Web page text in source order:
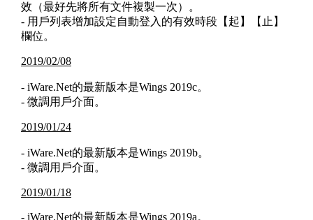
效（最好先將所有文件複製一次）。
- 用戶列表增加設定自動登入的有效時段【起】【止】
欄位。
2019/02/08
- iWare.Net的最新版本是Wings 2019c。
- 微調用戶介面。
2019/01/24
- iWare.Net的最新版本是Wings 2019b。
- 微調用戶介面。
2019/01/18
- iWare.Net的最新版本是Wings 2019a。